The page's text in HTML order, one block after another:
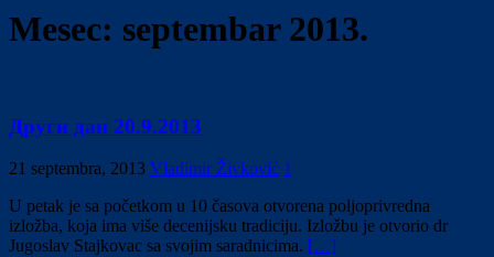
Mesec: septembar 2013.
Други дан 20.9.2013
21 septembra, 2013 Vladimir Živković 1
U petak je sa početkom u 10 časova otvorena poljoprivredna
izložba, koja ima više decenijsku tradiciju. Izložbu je otvorio dr
Jugoslav Stajkovac sa svojim saradnicima. […]